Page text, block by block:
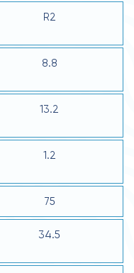
R2
8.8
13.2
1.2
75
34.5